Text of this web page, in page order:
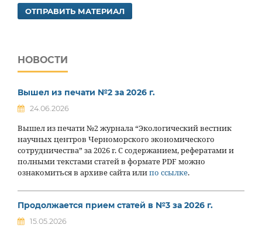
ОТПРАВИТЬ МАТЕРИАЛ
НОВОСТИ
Вышел из печати №2 за 2026 г.
24.06.2026
Вышел из печати №2 журнала “Экологический вестник
научных центров Черноморского экономического
сотрудничества” за 2026 г. С содержанием, рефератами и
полными текстами статей в формате PDF можно
ознакомиться в архиве сайта илипо ссылке.
Продолжается прием статей в №3 за 2026 г.
15.05.2026